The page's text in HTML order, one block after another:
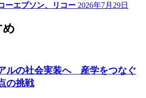
ーエプソン、リコー 2026年7月29日
め
ルの社会実装へ 産学をつなぐ
の挑戦